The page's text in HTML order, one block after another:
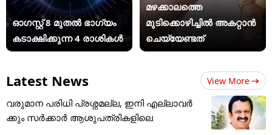
ഓഗസ്റ്റ് 8 മുതൽ ഭാഗ്യം
കടാക്ഷിക്കുന്ന 4 രാശികൾ
മഴക്കാലത്തെ
മുടിക്കൊഴിച്ചിൽ അകറ്റാൻ
ചെയ്യേണ്ടത്
Latest News View More
വരുമാന പരിധി പ്രശ്നമല്ല, ഇനി എല്ലാവർ
ക്കും സർക്കാർ ആശുപത്രികളിലെ